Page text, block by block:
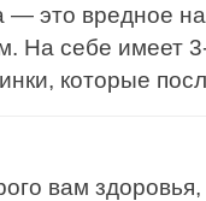
— это вредное
На себе имеет
которые
вам здоровья,